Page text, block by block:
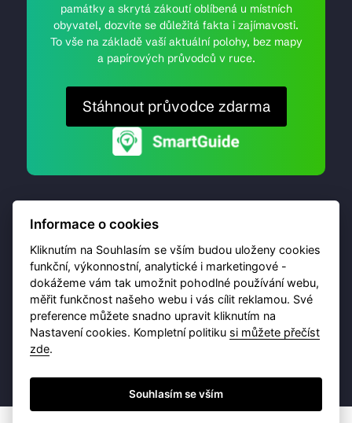
památky a skrytá zákoutí oblíbená u místních
obyvatel, dozvíte se důležitá fakta i zajímavosti.
To vše na základě vaší aktuální polohy, bez mapy
a papírových průvodců v ruce.
Stáhnout průvodce zdarma
© 2026 Destinační portál provozujeBrána Jihlavy,
příspěvková organizace. Všechna práva vyhrazena.
Ochrana osobních údajů
Informace o cookies
Kliknutím na Souhlasím se vším budou uloženy cookies
funkční, výkonnostní, analytické i marketingové -
dokážeme vám tak umožnit pohodlné používání webu,
měřit funkčnost našeho webu i vás cílit reklamou. Své
preference můžete snadno upravit kliknutím na
Nastavení cookies. Kompletní politiku si můžete přečíst
zde.
Souhlasím se vším